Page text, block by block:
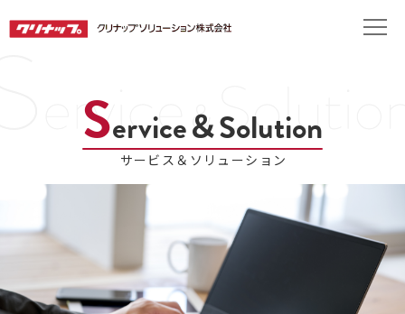
Service＆Solution
サービス＆ソリューション